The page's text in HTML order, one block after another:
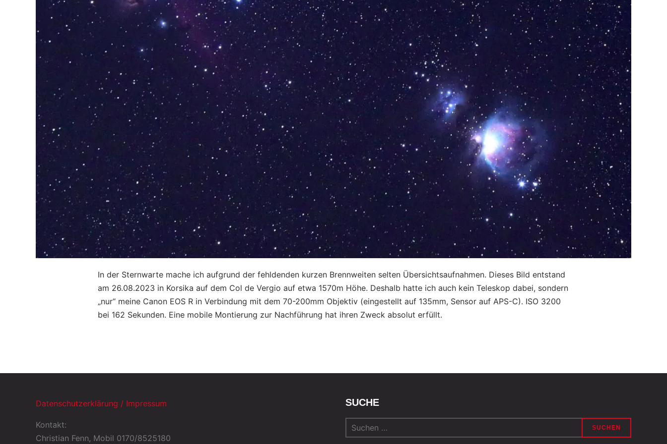
In der Sternwarte mache ich aufgrund der fehldenden kurzen Brennweiten selten Übersichtsaufnahmen. Dieses Bild entstand
am 26.08.2023 in Korsika auf dem Col de Vergio auf etwa 1570m Höhe. Deshalb hatte ich auch kein Teleskop dabei, sondern
„nur“ meine Canon EOS R in Verbindung mit dem 70-200mm Objektiv (eingestellt auf 135mm, Sensor auf APS-C). ISO 3200
bei 162 Sekunden. Eine mobile Montierung zur Nachführung hat ihren Zweck absolut erfüllt.
Datenschutzerklärung / Impressum
Kontakt:
Christian Fenn, Mobil 0170/8525180
SUCHE
Suchen
nach: